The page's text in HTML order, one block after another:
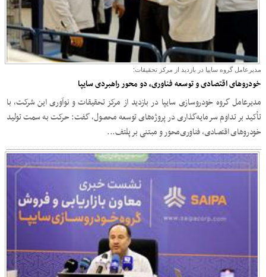
مدیرعامل گروه سایپا در بازدید از مرکز تحقیقات:
خودروهای اقتصادی و توسعه فناوری، دو محور راهبردی سایپا
مدیرعامل گروه خودروسازی سایپا در بازدید از مرکز تحقیقات و نوآوری این شرکت، با
تأکید بر تداوم سرمایه‌گذاری در پروژه‌های توسعه محصول، گفت: حرکت به سمت تولید
خودروهای اقتصادی، فناوری‌محور و مبتنی بر پلتف...